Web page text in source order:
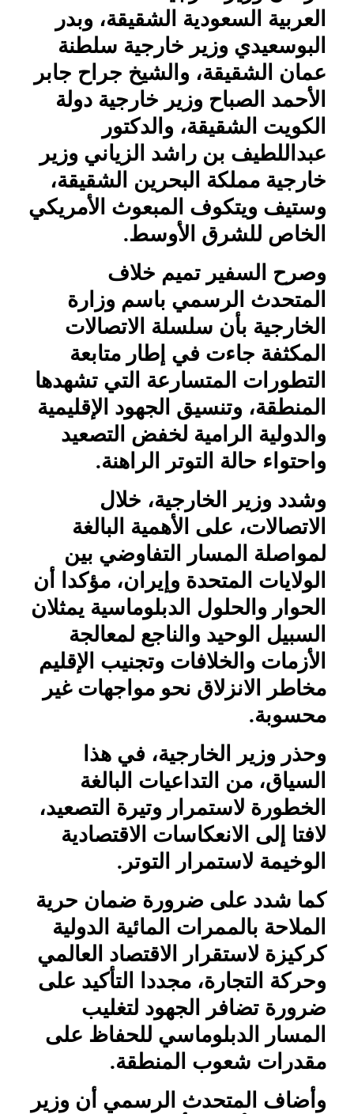
العربية السعودية الشقيقة، وبدر
البوسعيدي وزير خارجية سلطنة
عمان الشقيقة، والشيخ جراح جابر
الأحمد الصباح وزير خارجية دولة
الكويت الشقيقة، والدكتور
عبداللطيف بن راشد الزياني وزير
خارجية مملكة البحرين الشقيقة،
وستيف ويتكوف المبعوث الأمريكي
الخاص للشرق الأوسط.
وصرح السفير تميم خلاف
المتحدث الرسمي باسم وزارة
الخارجية بأن سلسلة الاتصالات
المكثفة جاءت في إطار متابعة
التطورات المتسارعة التي تشهدها
المنطقة، وتنسيق الجهود الإقليمية
والدولية الرامية لخفض التصعيد
واحتواء حالة التوتر الراهنة.
وشدد وزير الخارجية، خلال
الاتصالات، على الأهمية البالغة
لمواصلة المسار التفاوضي بين
الولايات المتحدة وإيران، مؤكدا أن
الحوار والحلول الدبلوماسية يمثلان
السبيل الوحيد والناجع لمعالجة
الأزمات والخلافات وتجنيب الإقليم
مخاطر الانزلاق نحو مواجهات غير
محسوبة.
وحذر وزير الخارجية، في هذا
السياق، من التداعيات البالغة
الخطورة لاستمرار وتيرة التصعيد،
لافتا إلى الانعكاسات الاقتصادية
الوخيمة لاستمرار التوتر.
كما شدد على ضرورة ضمان حرية
الملاحة بالممرات المائية الدولية
كركيزة لاستقرار الاقتصاد العالمي
وحركة التجارة، مجددا التأكيد على
ضرورة تضافر الجهود لتغليب
المسار الدبلوماسي للحفاظ على
مقدرات شعوب المنطقة.
وأضاف المتحدث الرسمي أن وزير